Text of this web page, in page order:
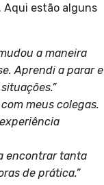
Aqui estão alguns
a maneira
Aprendi a parar e
meus colegas.
encontrar tanta
de prática.”